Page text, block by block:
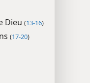
Dieu (13-16)
(17-20)